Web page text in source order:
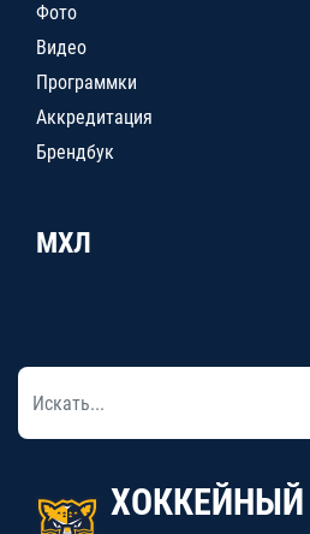
Фото
Видео
Программки
Аккредитация
Брендбук
МХЛ
ХОККЕЙНЫЙ